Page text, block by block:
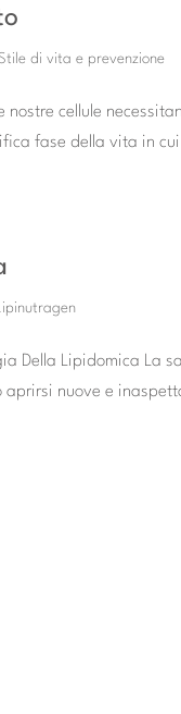
Stile di vita e prevenzione
cellule
fase della vita in
Della Lipidomica La
aprirsi nuove e